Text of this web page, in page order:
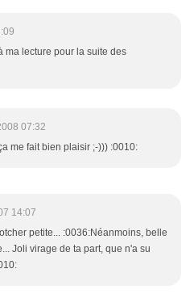
ma lecture pour la suite des
07:32
me fait bien plaisir ;-))) :0010:
14:07
petite... :0036:Néanmoins, belle
Joli virage de ta part, que n'a su